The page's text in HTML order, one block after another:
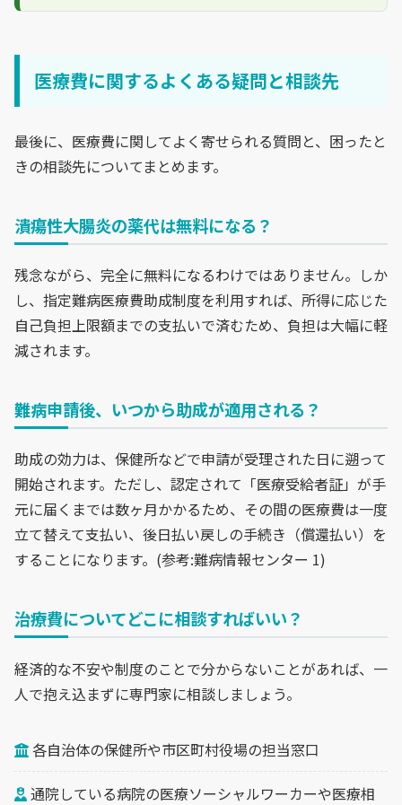
医療費に関するよくある疑問と相談先
最後に、医療費に関してよく寄せられる質問と、困ったと
きの相談先についてまとめます。
潰瘍性大腸炎の薬代は無料になる？
残念ながら、完全に無料になるわけではありません。しか
し、指定難病医療費助成制度を利用すれば、所得に応じた
自己負担上限額までの支払いで済むため、負担は大幅に軽
減されます。
難病申請後、いつから助成が適用される？
助成の効力は、保健所などで申請が受理された日に遡って
開始されます。ただし、認定されて「医療受給者証」が手
元に届くまでは数ヶ月かかるため、その間の医療費は一度
立て替えて支払い、後日払い戻しの手続き（償還払い）を
することになります。(参考:難病情報センター 1)
治療費についてどこに相談すればいい？
経済的な不安や制度のことで分からないことがあれば、一
人で抱え込まずに専門家に相談しましょう。
各自治体の保健所や市区町村役場の担当窓口
通院している病院の医療ソーシャルワーカーや医療相